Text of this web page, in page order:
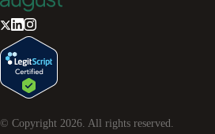
© Copyright 2026 . All rights reserved.